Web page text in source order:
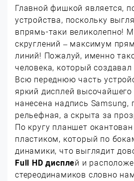
Главной фишкой является,
устройства, поскольку
впрямь-таки великолепно!
скруглений – максимум
линий! Пожалуй, именно
человека, который
Всю переднюю часть
яркий дисплей высочайшего
нанесена надпись Samsung,
рельефная, а скрыта за
По кругу планшет
пластиком, который по
динамики, что выглядит
Full HD дисплей и
стереодинамиков словно